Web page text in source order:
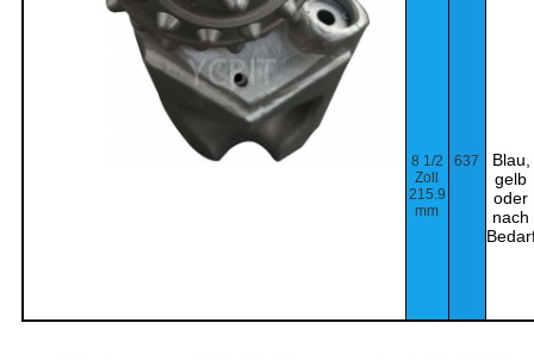
8 1/2
Zoll
215.9
mm
637
Blau,
gelb
oder
nach